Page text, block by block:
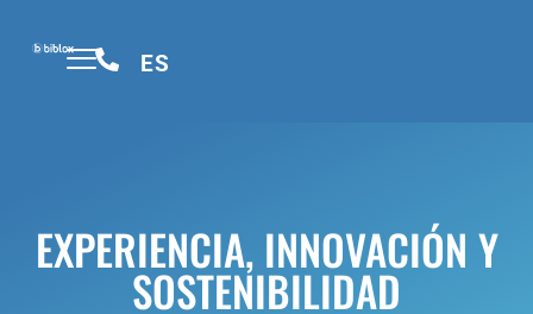
ES
EXPERIENCIA, INNOVACIÓN Y
SOSTENIBILIDAD